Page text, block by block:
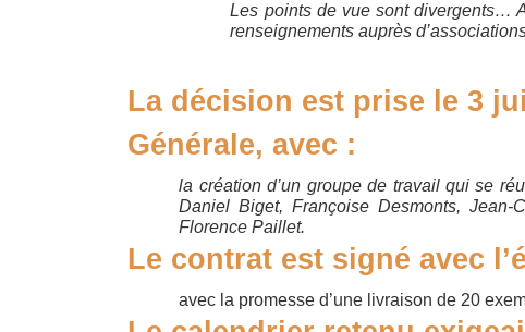
Les points de vue sont divergents…
renseignements auprès
La décision est prise le 3
Générale, avec :
la création d’un groupe de travail qui se
Daniel Biget, Françoise Desmonts, Jean-
Florence Paillet.
Le contrat est signé avec
avec la promesse d’une livraison de 20